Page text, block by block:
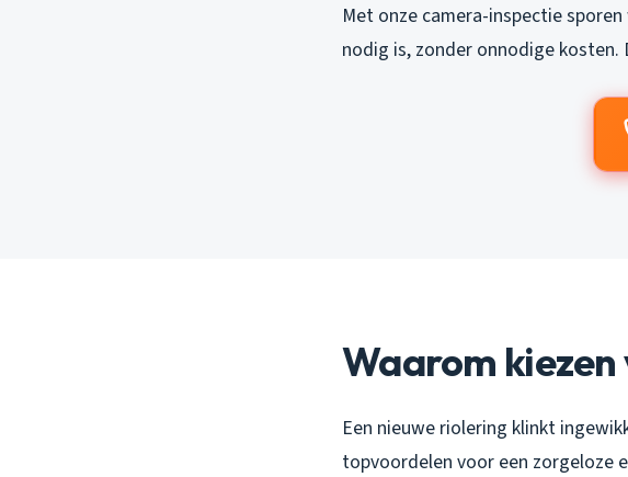
Met onze camera-inspectie
nodig is, zonder onnodige
Waarom
Een nieuwe riolering klinkt
topvoordelen voor een zorgeloze